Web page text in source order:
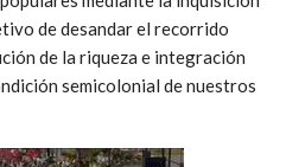
de desandar el recorrido
de la riqueza e integración
semicolonial de nuestros